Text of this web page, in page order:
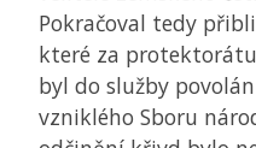
Pokračoval tedy
které za
byl do služby
vzniklého Sboru